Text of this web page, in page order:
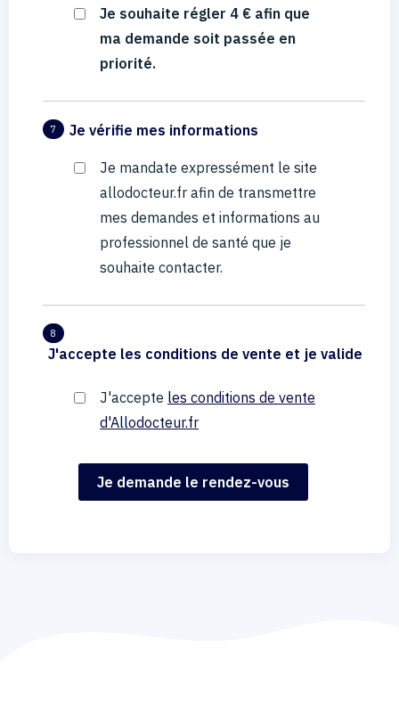
Je souhaite régler 4 € afin que
ma demande soit passée en
priorité.
7 Je vérifie mes informations
Je mandate expressément le site
allodocteur.fr afin de transmettre
mes demandes et informations au
professionnel de santé que je
souhaite contacter.
8
J'accepte les conditions de vente et je valide
J'accepte les conditions de vente
d'Allodocteur.fr